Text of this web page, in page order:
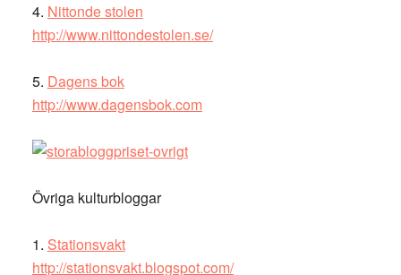
4. Nittonde stolen
http://www.nittondestolen.se/
5. Dagens bok
http://www.dagensbok.com
Övriga kulturbloggar
1. Stationsvakt
http://stationsvakt.blogspot.com/